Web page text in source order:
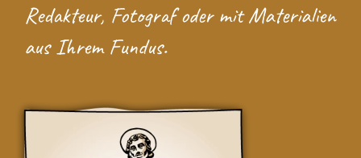
Redakteur, Fotograf oder mit Materialien
aus Ihrem Fundus.